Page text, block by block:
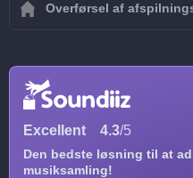
Overførsel af
Excellent 4.3/5
Den bedste løsning til at
musiksamling!